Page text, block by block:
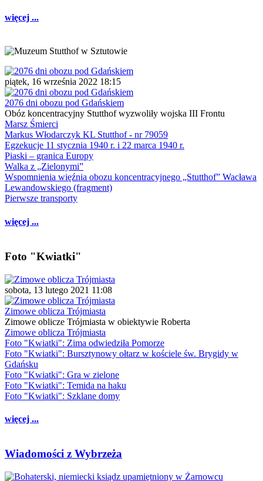
więcej ...
piątek, 16 września 2022 18:15
2076 dni obozu pod Gdańskiem
Obóz koncentracyjny Stutthof wyzwoliły wojska III Frontu
Marsz Śmierci
Markus Włodarczyk KL Stutthof - nr 79059
Egzekucje 11 stycznia 1940 r. i 22 marca 1940 r.
Piaski – granica Europy
Walka z „Zielonymi”
Wspomnienia więźnia obozu koncentracyjnego „Stutthof” Wacława
Lewandowskiego (fragment)
Pierwsze transporty
więcej ...
Foto "Kwiatki"
sobota, 13 lutego 2021 11:08
Zimowe oblicza Trójmiasta
Zimowe oblicze Trójmiasta w obiektywie Roberta
Zimowe oblicza Trójmiasta
Foto "Kwiatki": Zima odwiedziła Pomorze
Foto "Kwiatki": Bursztynowy ołtarz w kościele św. Brygidy w
Gdańsku
Foto "Kwiatki": Gra w zielone
Foto "Kwiatki": Temida na haku
Foto "Kwiatki": Szklane domy
więcej ...
Wiadomości z Wybrzeża